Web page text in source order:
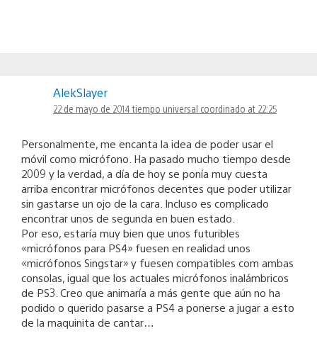
AlekSlayer
22 de mayo de 2014 tiempo universal coordinado at 22:25
Personalmente, me encanta la idea de poder usar el
móvil como micrófono. Ha pasado mucho tiempo desde
2009 y la verdad, a día de hoy se ponía muy cuesta
arriba encontrar micrófonos decentes que poder utilizar
sin gastarse un ojo de la cara. Incluso es complicado
encontrar unos de segunda en buen estado.
Por eso, estaría muy bien que unos futuribles
«micrófonos para PS4» fuesen en realidad unos
«micrófonos Singstar» y fuesen compatibles com ambas
consolas, igual que los actuales micrófonos inalámbricos
de PS3. Creo que animaría a más gente que aún no ha
podido o querido pasarse a PS4 a ponerse a jugar a esto
de la maquinita de cantar…